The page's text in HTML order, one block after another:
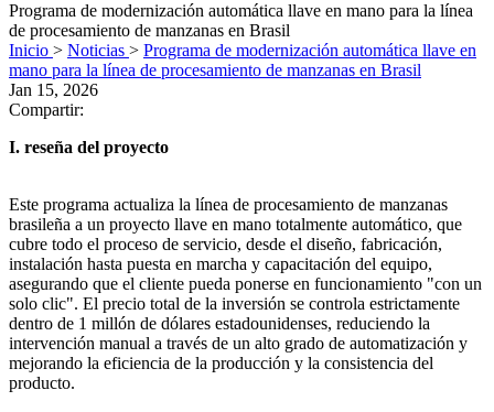
Programa de modernización automática llave en mano para la línea
de procesamiento de manzanas en Brasil
Inicio > Noticias > Programa de modernización automática llave en
mano para la línea de procesamiento de manzanas en Brasil
Jan 15, 2026
Compartir:
I. reseña del proyecto
Este programa actualiza la línea de procesamiento de manzanas
brasileña a un proyecto llave en mano totalmente automático, que
cubre todo el proceso de servicio, desde el diseño, fabricación,
instalación hasta puesta en marcha y capacitación del equipo,
asegurando que el cliente pueda ponerse en funcionamiento "con un
solo clic". El precio total de la inversión se controla estrictamente
dentro de 1 millón de dólares estadounidenses, reduciendo la
intervención manual a través de un alto grado de automatización y
mejorando la eficiencia de la producción y la consistencia del
producto.